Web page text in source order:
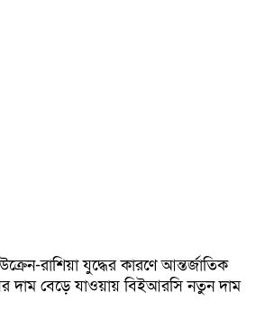
রাশিয়া যুদ্ধের কারণে আন্তর্জাতিক
দাম বেড়ে যাওয়ায় বিইআরসি নতুন দাম